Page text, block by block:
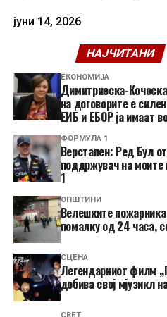
јуни 14, 2026
НАЈЧИТАНИ
ЕКОНОМИЈА
Димитриеска-
на договорите е
ЕИБ и ЕБОР ја имаат
ФОРМУЛА 1
Верстапен: Ред Бул
поддржувач на
1
ОПШТИНИ
Велешките
помалку од 24 часа,
СЦЕНА
Легендарниот филм
добива свој мјузикл